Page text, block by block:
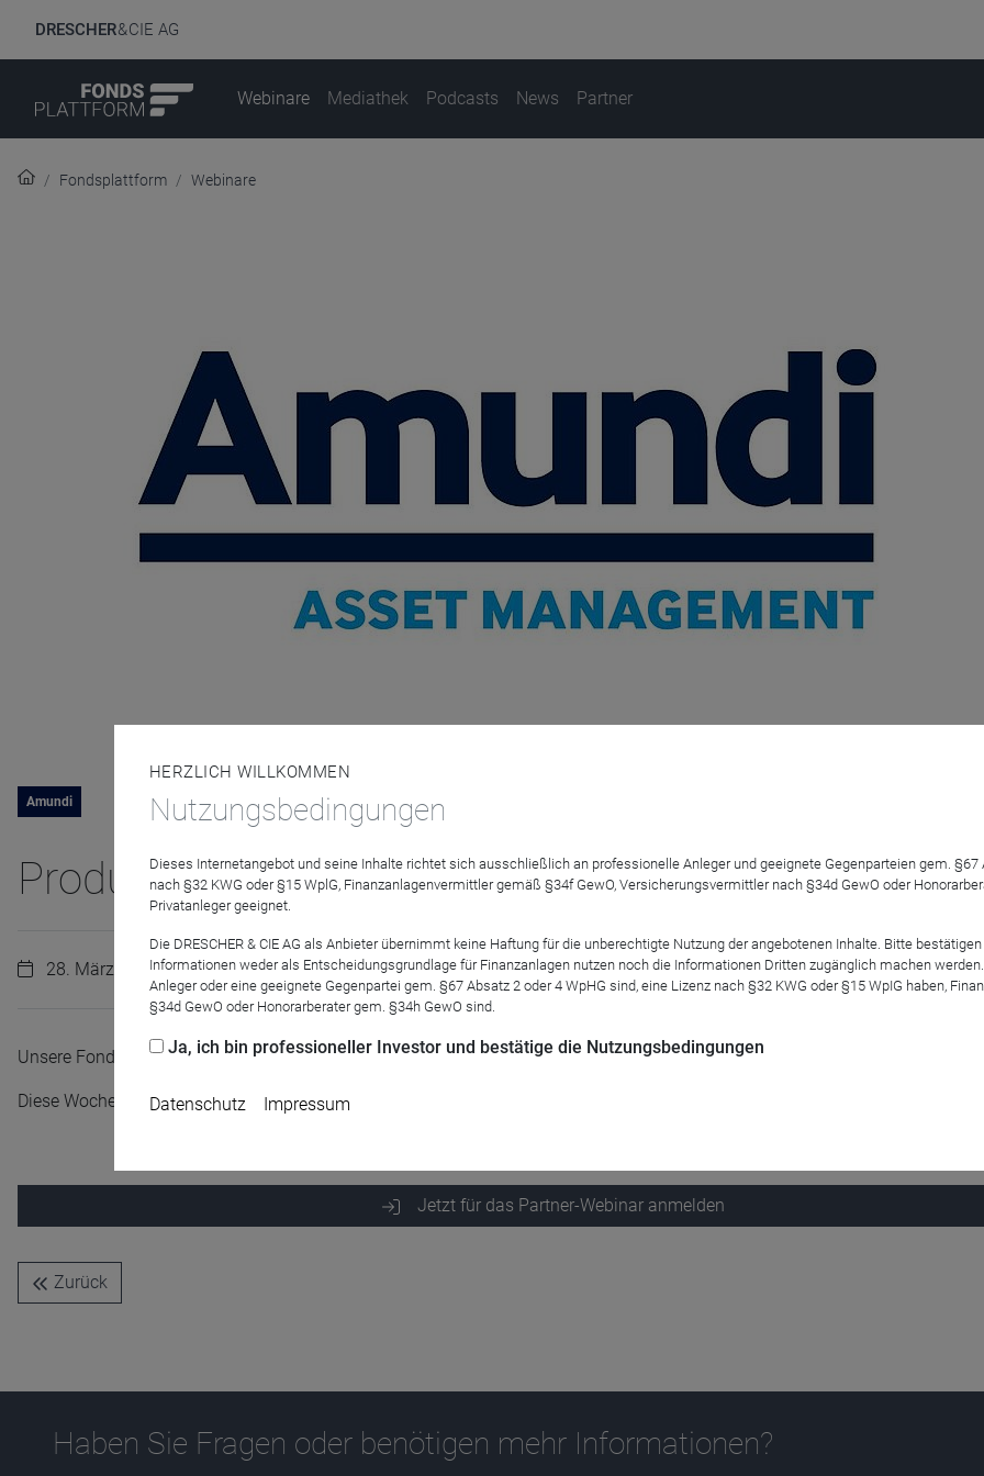
DRESCHER& CIE AG
Webinare Mediathek Podcasts News Partner
Fondsplattform Webinare
Amundi
Produkt-Update | KBI Water Fonds
28. März 2023 | 13:00 Uhr
Unsere Fondsmanager und Investmentspezialisten erklären Investmentstrategie, Marktausblick und die aktuelle
Diese Woche: Der KBI Water Fonds
Jetzt für das Partner-Webinar anmelden
Zurück
Haben Sie Fragen oder benötigen mehr Informationen?
HERZLICH WILLKOMMEN
Nutzungsbedingungen
Dieses Internetangebot und seine Inhalte richtet sich ausschließlich an professionelle Anleger und geeignete Gegenparteien gem.
nach §32 KWG oder §15 WplG, Finanzanlagenvermittler gemäß §34f GewO, Versicherungsvermittler nach §34d GewO oder
Privatanleger geeignet.
Die DRESCHER & CIE AG als Anbieter übernimmt keine Haftung für die unberechtigte Nutzung der angebotenen Inhalte. Bitte
Informationen weder als Entscheidungsgrundlage für Finanzanlagen nutzen noch die Informationen Dritten zugänglich machen
Anleger oder eine geeignete Gegenpartei gem. §67 Absatz 2 oder 4 WpHG sind, eine Lizenz nach §32 KWG oder §15 WpIG haben,
§34d GewO oder Honorarberater gem. §34h GewO sind.
Ja, ich bin professioneller Investor und bestätige die Nutzungsbedingungen
Datenschutz Impressum